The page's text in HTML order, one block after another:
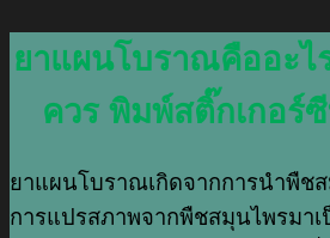
ยาแผนโบราณคืออะ
ควร พิมพ์สติ๊กเกอร์
ยาแผนโบราณเกิดจากการนำพืช
การแปรสภาพจากพืชสมุนไพรมา